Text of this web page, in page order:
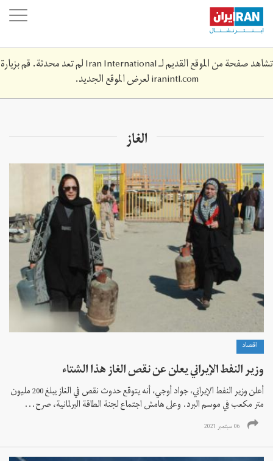
Skip
main
content
تشاهد صفحة من الموقع القديم لـ Iran International لم تعد محدثة. قم بزيارة
iranintl.comلعرض الموقع الجديد.
الغاز
اقتصاد
وزير النفط الإيراني يعلن عن نقص الغاز هذا الشتاء
أعلن وزير النفط الإيراني، جواد أوجي، أنه يتوقع حدوث نقص في الغاز يبلغ 200 مليون
متر مكعب في موسم البرد. وعلى هامش اجتماع لجنة الطاقة البرلمانية، صرح...
06 سبتمبر 2021